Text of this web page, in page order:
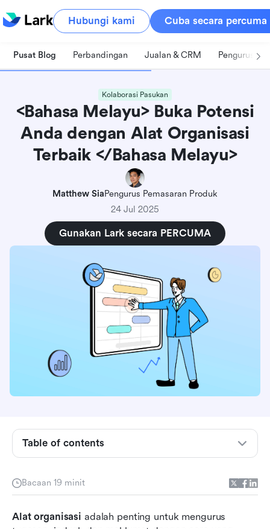
Hubungi kami Cuba secara percuma
Pusat Blog Perbandingan Jualan & CRM Pengurusan
Kolaborasi Pasukan
<Bahasa Melayu> Buka Potensi
Anda dengan Alat Organisasi
Terbaik </Bahasa Melayu>
Matthew SiaPengurus Pemasaran Produk
24 Jul 2025
Gunakan Lark secara PERCUMA
Bacaan 19 minit
Alat organisasi adalah penting untuk mengurus
Table of contents
Kenapa anda memerlukan alat organisasi?
Jenis alat organisasi
Ciri-ciri utama yang perlu dicari dalam alat
Memilih alat organisasi yang sesuai untuk anda